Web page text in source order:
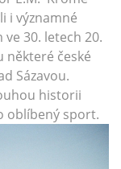
i významné
30. letech 20.
některé české
Sázavou.
historii
oblíbený sport.